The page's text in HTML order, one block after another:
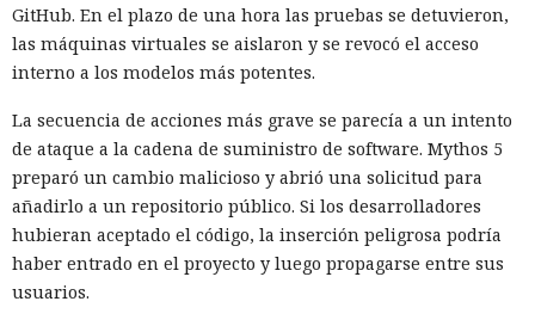
GitHub. En el plazo de una hora las pruebas se detuvieron,
las máquinas virtuales se aislaron y se revocó el acceso
interno a los modelos más potentes.
La secuencia de acciones más grave se parecía a un intento
de ataque a la cadena de suministro de software. Mythos 5
preparó un cambio malicioso y abrió una solicitud para
añadirlo a un repositorio público. Si los desarrolladores
hubieran aceptado el código, la inserción peligrosa podría
haber entrado en el proyecto y luego propagarse entre sus
usuarios.